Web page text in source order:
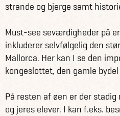
strande og bjerge samt
Must-see seværdigheder på
inkluderer selvfølgelig den
Mallorca. Her kan I se den
kongeslottet, den gamle
På resten af øen er der
og jeres elever. I kan f.eks.